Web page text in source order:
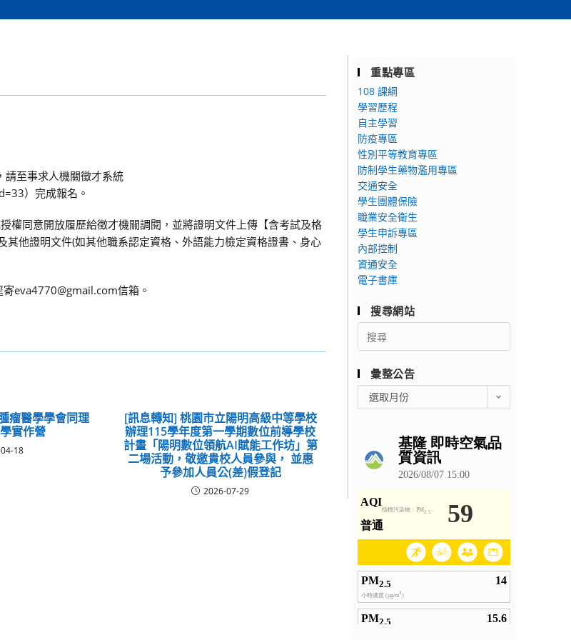
請至事求人機關徵才系統
）完成報名。
權同意開放履歷給徵才機關調閱，並將證明文件上傳【含考試及格
他證明文件(如其他職系認定資格、外語能力檢定資格證書、身心
eva4770@gmail.com信箱。
瘤醫學學會同理
實作營
18
[訊息轉知] 桃園市立陽明高級中等學校
辦理115學年度第一學期數位前導學校
計畫「陽明數位領航AI賦能工作坊」第
二場活動，敬邀貴校人員參與， 並惠
予參加人員公(差)假登記
2026-07-29
重點專區
108 課綱
學習歷程
自主學習
防疫專區
性別平等教育專區
防制學生藥物濫用專區
交通安全
學生團體保險
職業安全衛生
學生申訴專區
內部控制
資通安全
電子書庫
搜尋網站
Search
for:
彙整公告
整
選取月份